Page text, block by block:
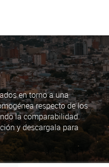
en torno a una
respecto de los
la comparabilidad.
y descargala para